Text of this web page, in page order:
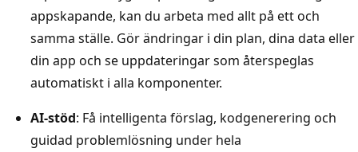
appskapande, kan du arbeta med allt på ett och
samma ställe. Gör ändringar i din plan, dina data eller
din app och se uppdateringar som återspeglas
automatiskt i alla komponenter.
AI-stöd: Få intelligenta förslag, kodgenerering och
guidad problemlösning under hela